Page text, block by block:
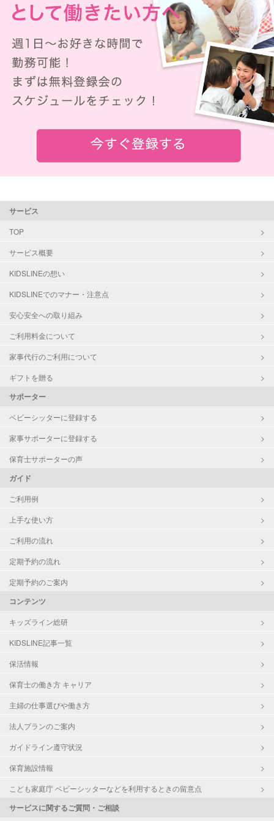
サービス
TOP
サービス概要
KIDSLINEの想い
KIDSLINEでのマナー・注意点
安心安全への取り組み
ご利用料金について
家事代行のご利用について
ギフトを贈る
サポーター
ベビーシッターに登録する
家事サポーターに登録する
保育士サポーターの声
ガイド
ご利用例
上手な使い方
ご利用の流れ
定期予約の流れ
定期予約のご案内
コンテンツ
キッズライン総研
KIDSLINE記事一覧
保活情報
保育士の働き方 キャリア
主婦の仕事選びや働き方
法人プランのご案内
ガイドライン遵守状況
保育施設情報
こども家庭庁 ベビーシッターなどを利用するときの留意点
サービスに関するご質問・ご相談